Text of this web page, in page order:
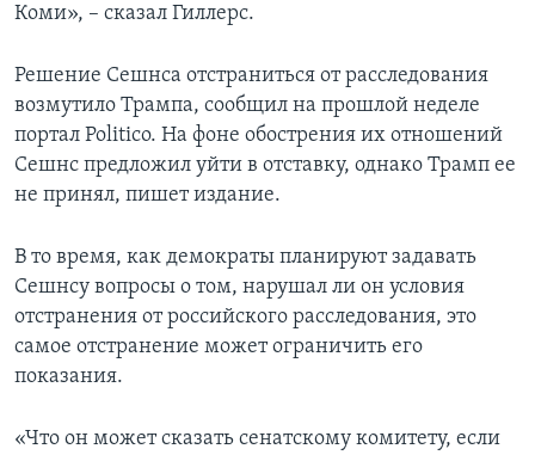
Коми», – сказал Гиллерс.
Решение Сешнса отстраниться от расследования
возмутило Трампа, сообщил на прошлой неделе
портал Politico. На фоне обострения их отношений
Сешнс предложил уйти в отставку, однако Трамп ее
не принял, пишет издание.
В то время, как демократы планируют задавать
Сешнсу вопросы о том, нарушал ли он условия
отстранения от российского расследования, это
самое отстранение может ограничить его
показания.
«Что он может сказать сенатскому комитету, если